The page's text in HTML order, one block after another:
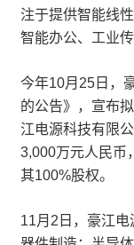
注于提供智能线
智能办公、工业
今年10月25日，
的公告》，宣布
江电源科技有限
3,000万元人民币
其100%股权。
11月2日，豪江